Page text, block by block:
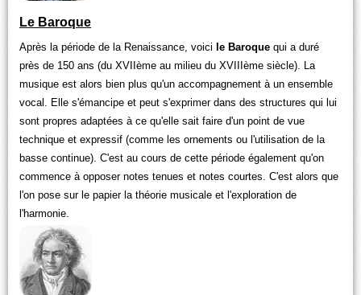
Le Baroque
Après la période de la Renaissance, voici le Baroque qui a duré
près de 150 ans (du XVIIème au milieu du XVIIIème siècle). La
musique est alors bien plus qu'un accompagnement à un ensemble
vocal. Elle s'émancipe et peut s'exprimer dans des structures qui lui
sont propres adaptées à ce qu'elle sait faire d'un point de vue
technique et expressif (comme les ornements ou l'utilisation de la
basse continue). C'est au cours de cette période également qu'on
commence à opposer notes tenues et notes courtes. C'est alors que
l'on pose sur le papier la théorie musicale et l'exploration de
l'harmonie.